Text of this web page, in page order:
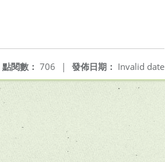
發佈日期： Invalid date
點閱數： 706 |